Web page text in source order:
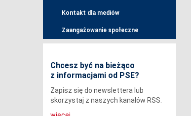
Kontakt dla mediów
Zaangażowanie społeczne
Chcesz być na bieżąco
z informacjami od PSE?
Zapisz się do newslettera lub
skorzystaj z naszych kanałów RSS.